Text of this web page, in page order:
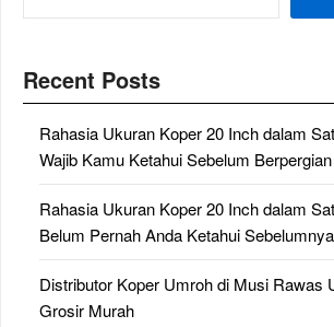
Recent Posts
Rahasia Ukuran Koper 20 Inch dalam
Wajib Kamu Ketahui Sebelum Berpergian
Rahasia Ukuran Koper 20 Inch dalam
Belum Pernah Anda Ketahui Sebelumnya
Distributor Koper Umroh di Musi Rawas
Grosir Murah